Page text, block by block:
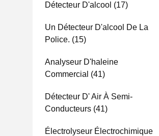
Détecteur D'alcool (17)
Un Détecteur D'alcool De La
Police. (15)
Analyseur D'haleine
Commercial (41)
Détecteur D' Air À Semi-
Conducteurs (41)
Électrolyseur Électrochimique